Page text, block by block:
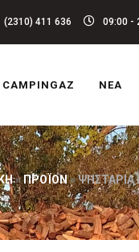
(2310) 411 636 09:00 -
CAMPINGAZ ΝΈΑ
»ΠΡΟΪΌΝ»ΨΗΣΤΑΡΙΆ